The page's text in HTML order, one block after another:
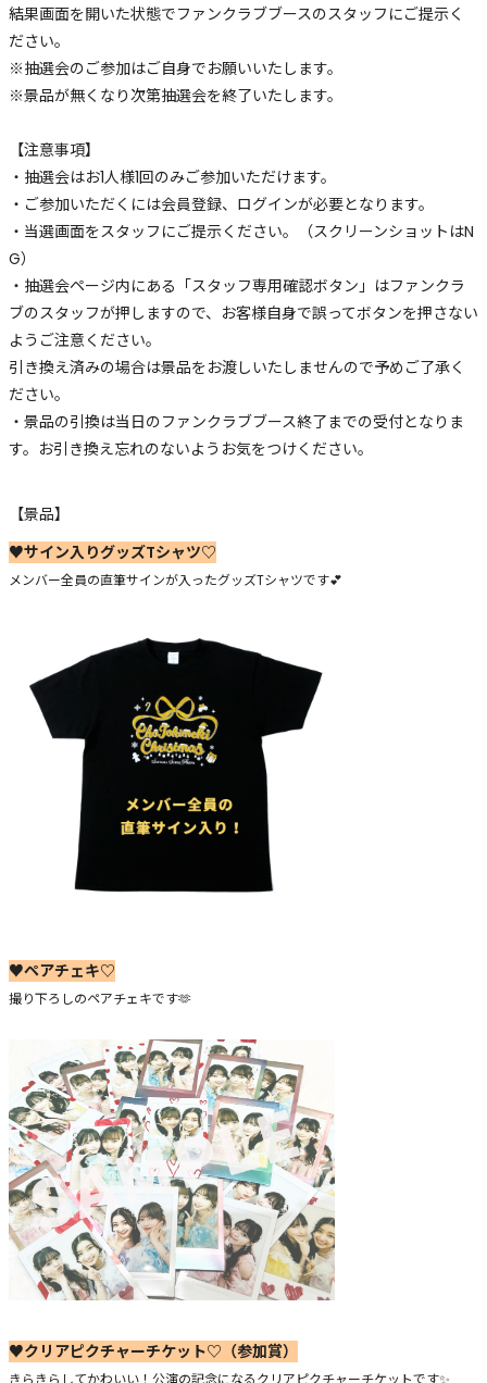
結果画面を開いた状態でファンクラブブースのスタッフにご提示く
ださい。
※抽選会のご参加はご自身でお願いいたします。
※景品が無くなり次第抽選会を終了いたします。
【注意事項】
・抽選会はお1人様1回のみご参加いただけます。
・ご参加いただくには会員登録、ログインが必要となります。
・当選画面をスタッフにご提示ください。（スクリーンショットはN
G）
・抽選会ページ内にある「スタッフ専用確認ボタン」はファンクラ
ブのスタッフが押しますので、お客様自身で誤ってボタンを押さない
ようご注意ください。
引き換え済みの場合は景品をお渡しいたしませんので予めご了承く
ださい。
・景品の引換は当日のファンクラブブース終了までの受付となりま
す。お引き換え忘れのないようお気をつけください。
【景品】
♥サイン入りグッズTシャツ♡
メンバー全員の直筆サインが入ったグッズTシャツです💕
♥ペアチェキ♡
撮り下ろしのペアチェキです🫶
♥クリアピクチャーチケット♡（参加賞）